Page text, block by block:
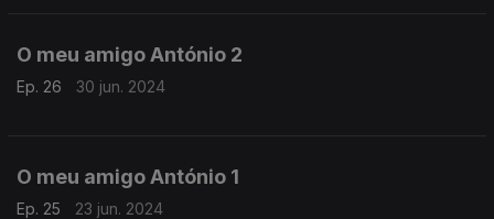
O meu amigo António 2
Ep. 26 30 jun. 2024
O meu amigo António 1
Ep. 25 23 jun. 2024